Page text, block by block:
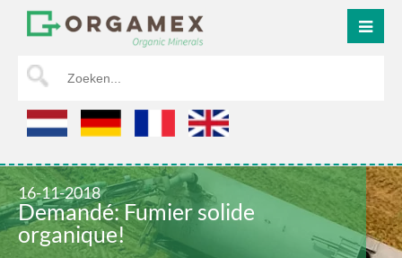
ACCUEIL
À PROPOS DE NOUS
16-11-2018
Demandé: Fumier solide
organique!